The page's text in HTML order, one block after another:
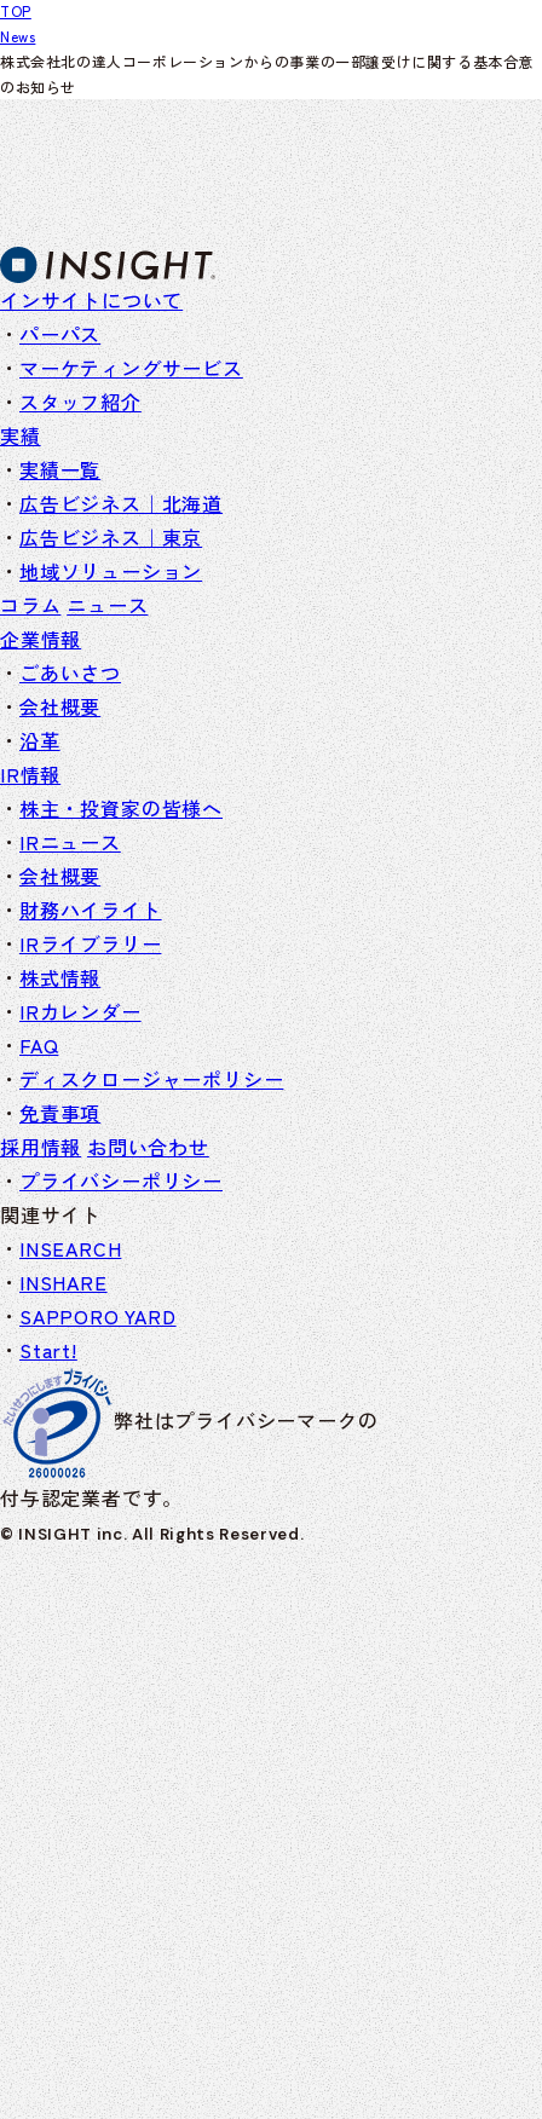
TOP
News
株式会社北の達人コーポレーションからの事業の一部譲受けに関する基本合意
のお知らせ
インサイトについて
パーパス
マーケティングサービス
スタッフ紹介
実績
実績一覧
広告ビジネス｜北海道
広告ビジネス｜東京
地域ソリューション
コラム ニュース
企業情報
ごあいさつ
会社概要
沿革
IR情報
株主・投資家の皆様へ
IRニュース
会社概要
財務ハイライト
IRライブラリー
株式情報
IRカレンダー
FAQ
ディスクロージャーポリシー
免責事項
採用情報 お問い合わせ
プライバシーポリシー
関連サイト
INSEARCH
INSHARE
SAPPORO YARD
Start!
弊社はプライバシーマークの
付与認定業者です。
© INSIGHT inc. All Rights Reserved.